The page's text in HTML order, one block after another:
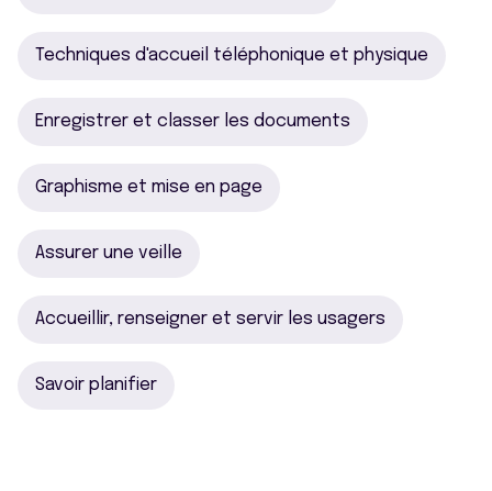
Techniques d'accueil téléphonique et physique
Enregistrer et classer les documents
Graphisme et mise en page
Assurer une veille
Accueillir, renseigner et servir les usagers
Savoir planifier